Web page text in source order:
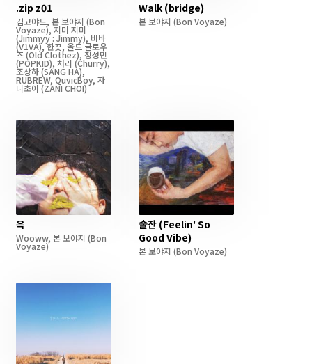
.zip z01
김고야드, 본 보야지 (Bon
Voyaze),지미 지미
(Jimmyy : Jimmy), 비바
(V1VA),한끗, 올드 클로우
즈(Old Clothez), 정성민
(POPKID), 처리 (Churry),
조상하(SANG HA),
RUBREW, QuvicBoy, 자
니초이 (ZANI CHOI)
Walk (bridge)
본 보야지 (Bon Voyaze)
윽
Wooww, 본 보야지 (Bon
Voyaze)
술잔 (Feelin' So
Good Vibe)
본 보야지 (Bon Voyaze)